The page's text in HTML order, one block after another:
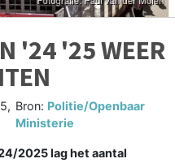
'24 '25 WEER
Bron: Politie/Openbaar
Ministerie
2025 lag het aantal